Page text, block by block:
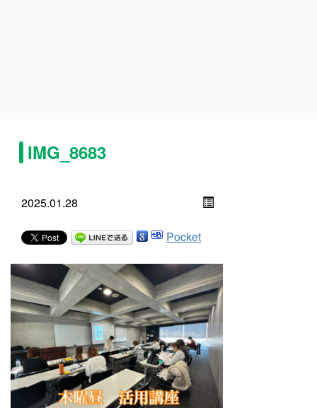
IMG_8683
2025.01.28
Pocket